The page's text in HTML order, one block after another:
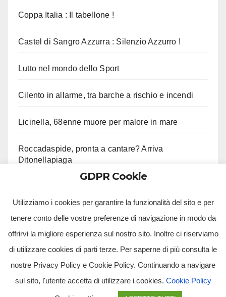
Coppa Italia : Il tabellone !
Castel di Sangro Azzurra : Silenzio Azzurro !
Lutto nel mondo dello Sport
Cilento in allarme, tra barche a rischio e incendi
Licinella, 68enne muore per malore in mare
Roccadaspide, pronta a cantare? Arriva
Ditonellapiaga
Tv Multimidia Srl - Via Giulio Natta, SNC, 80126, Napoli (NA).
GDPR Cookie
Utilizziamo i cookies per garantire la funzionalità del sito e per
tenere conto delle vostre preferenze di navigazione in modo da
offrirvi la migliore esperienza sul nostro sito. Inoltre ci riserviamo
di utilizzare cookies di parti terze. Per saperne di più consulta le
nostre Privacy Policy e Cookie Policy. Continuando a navigare
sul sito, l'utente accetta di utilizzare i cookies. Cookie Policy